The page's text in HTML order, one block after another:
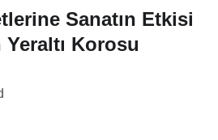
Sanatın Etkisi
Korosu